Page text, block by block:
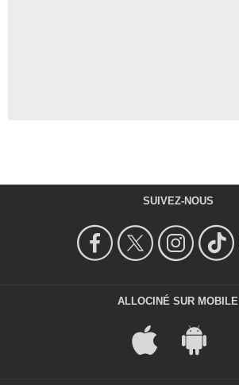
SUIVEZ-NOUS
ALLOCINÉ SUR MOBILE